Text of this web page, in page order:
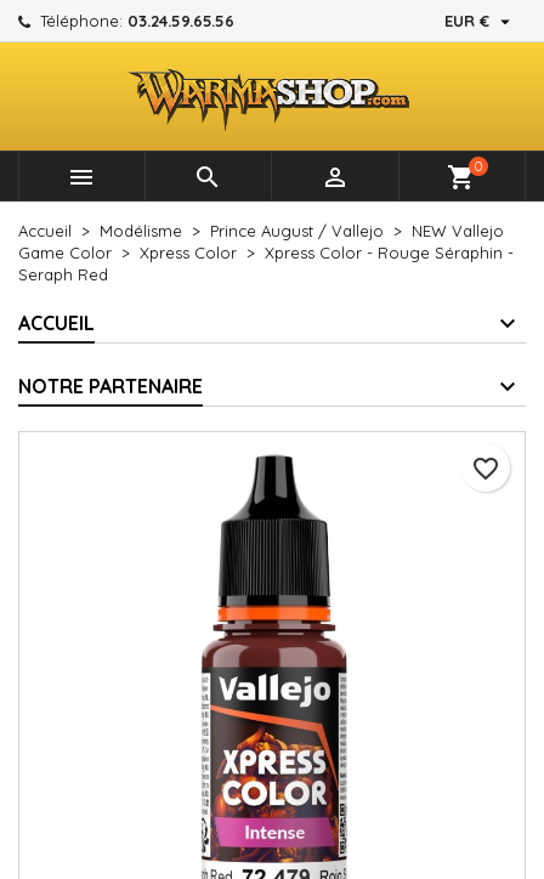
Téléphone: 03.24.59.65.56 EUR € 
   shopping_cart0
Accueil Modélisme Prince August / Vallejo
NEW Vallejo
Game Color
Xpress Color
Xpress Color - Rouge Séraphin -
Seraph Red
ACCUEIL
NOTRE PARTENAIRE
favorite_border
Mes listes d'envies ×
Créer une nouvelle liste
Créer une liste d'envies ×
Nom de la liste d'envies
Annuler Créer une liste d'envies
Connexion ×
Vous devez être connecté pour ajouter des produits à
votre liste d'envies.